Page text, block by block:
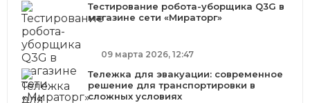
Тестирование робота-уборщика Q3G в
магазине сети «Мираторг»
09 марта 2026, 12:47
Тележка для эвакуации: современное
решение для транспортировки в
сложных условиях